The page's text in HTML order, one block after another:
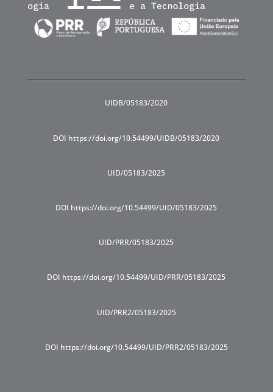
UIDB/05183/2020
DOI https://doi.org/10.54499/UIDB/05183/2020
UID/05183/2025
DOI https://doi.org/10.54499/UID/05183/2025
UID/PRR/05183/2025
DOI https://doi.org/10.54499/UID/PRR/05183/2025
UID/PRR2/05183/2025
DOI https://doi.org/10.54499/UID/PRR2/05183/2025